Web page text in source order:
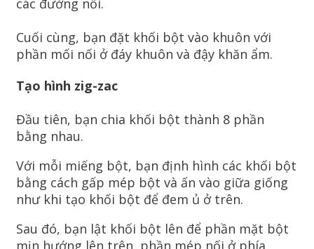
các đường nối.
Cuối cùng, bạn đặt khối bột vào khuôn với
phần mối nối ở đáy khuôn và đậy khăn ẩm.
Tạo hình zig-zac
Đầu tiên, bạn chia khối bột thành 8 phần
bằng nhau.
Với mỗi miếng bột, bạn định hình các khối bột
bằng cách gấp mép bột và ấn vào giữa giống
như khi tạo khối bột để đem ủ ở trên.
Sau đó, bạn lật khối bột lên để phần mặt bột
mịn hướng lên trên, phần mép nối ở phía